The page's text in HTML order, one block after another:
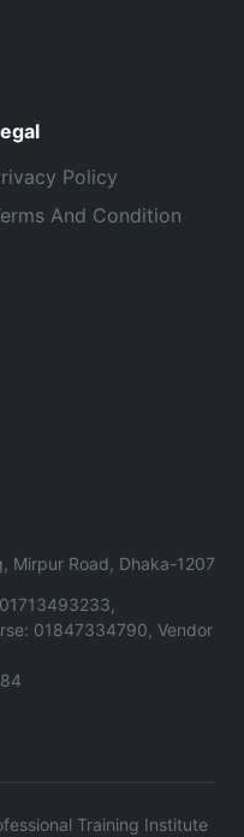
Policy
And Condition
Mirpur Road, Dhaka-1207
01847334790, Vendor
Training Institute